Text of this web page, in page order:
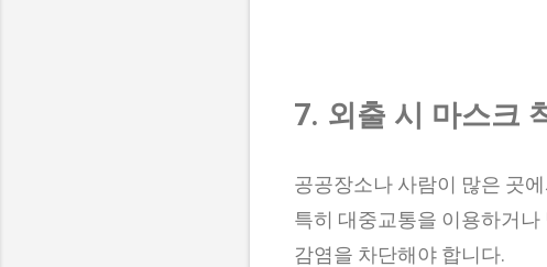
7. 외출 시 마스크
공공장소나 사람이 많은 곳
특히 대중교통을 이용하거
감염을 차단해야 합니다.